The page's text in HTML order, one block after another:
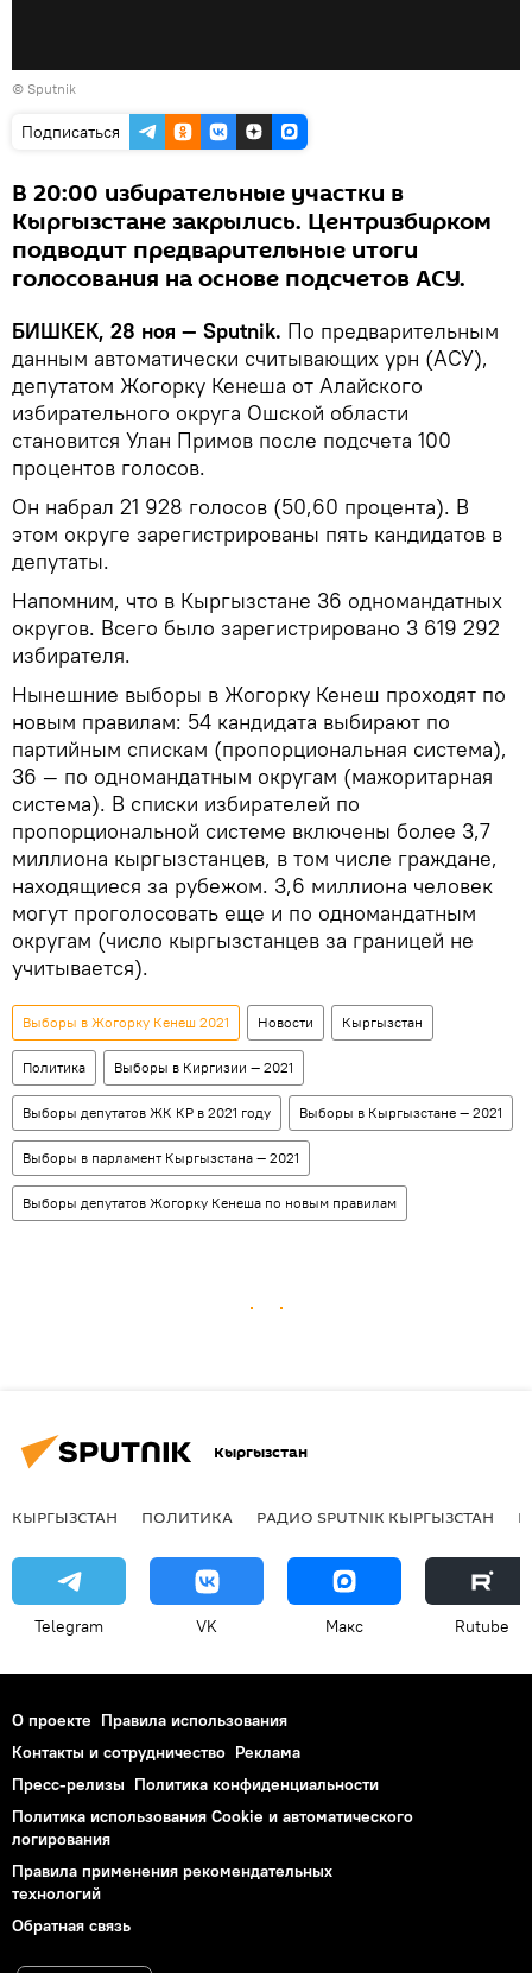
© Sputnik
Подписаться
В 20:00 избирательные участки в
Кыргызстане закрылись. Центризбирком
подводит предварительные итоги
голосования на основе подсчетов АСУ.
БИШКЕК, 28 ноя — Sputnik. По предварительным
данным автоматически считывающих урн (АСУ),
депутатом Жогорку Кенеша от Алайского
избирательного округа Ошской области
становится Улан Примов после подсчета 100
процентов голосов.
Он набрал 21 928 голосов (50,60 процента). В
этом округе зарегистрированы пять кандидатов в
депутаты.
Напомним, что в Кыргызстане 36 одномандатных
округов. Всего было зарегистрировано 3 619 292
избирателя.
Нынешние выборы в Жогорку Кенеш проходят по
новым правилам: 54 кандидата выбирают по
партийным спискам (пропорциональная система),
36 — по одномандатным округам (мажоритарная
система). В списки избирателей по
пропорциональной системе включены более 3,7
миллиона кыргызстанцев, в том числе граждане,
находящиеся за рубежом. 3,6 миллиона человек
могут проголосовать еще и по одномандатным
округам (число кыргызстанцев за границей не
учитывается).
Выборы в Жогорку Кенеш 2021 Новости Кыргызстан
Политика Выборы в Киргизии — 2021
Выборы депутатов ЖК КР в 2021 году Выборы в Кыргызстане — 2021
Выборы в парламент Кыргызстана — 2021
Выборы депутатов Жогорку Кенеша по новым правилам
Кыргызстан
КЫРГЫЗСТАН ПОЛИТИКА РАДИО SPUTNIK КЫРГЫЗСТАН
Telegram VK Макс Rutube
О проекте Правила использования
Контакты и сотрудничество Реклама
Пресс-релизы Политика конфиденциальности
Политика использования Cookie и автоматического
логирования
Правила применения рекомендательных
технологий
Обратная связь